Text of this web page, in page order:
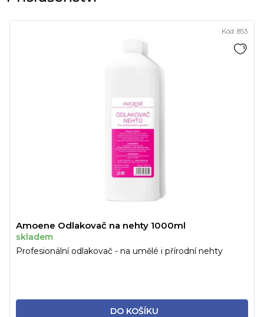
Amoene Odlakovač na nehty 1000ml
skladem
DO KOŠÍKU
Profesionální odlakovač - na umělé i přírodní nehty
Kód: 853